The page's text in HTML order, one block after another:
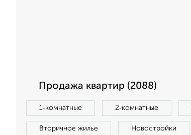
Продажа квартир (2088)
1‑комнатные 2‑комнатные
Вторичное жилье Новостройки